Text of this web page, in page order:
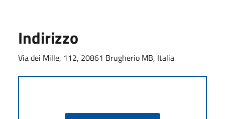
Indirizzo
Via dei Mille, 112, 20861 Brugherio MB, Italia